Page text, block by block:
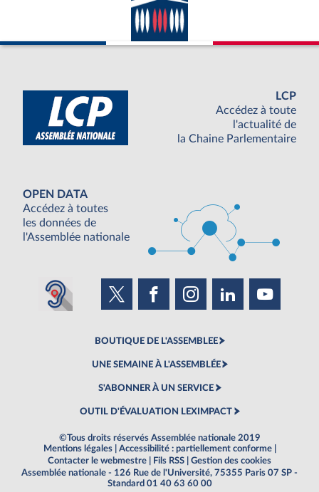
LCP
Accédez à toute
l'actualité de
la Chaine Parlementaire
OPEN DATA
Accédez à toutes
les données de
l'Assemblée nationale
BOUTIQUE DE L'ASSEMBLEE
UNE SEMAINE À L'ASSEMBLÉE
S'ABONNER À UN SERVICE
OUTIL D'ÉVALUATION LEXIMPACT
©Tous droits réservés Assemblée nationale 2019
Mentions légales
Accessibilité : partiellement conforme
Contacter le webmestre
Fils RSS
Gestion des cookies
Assemblée nationale - 126 Rue de l'Université, 75355 Paris 07 SP -
Standard 01 40 63 60 00